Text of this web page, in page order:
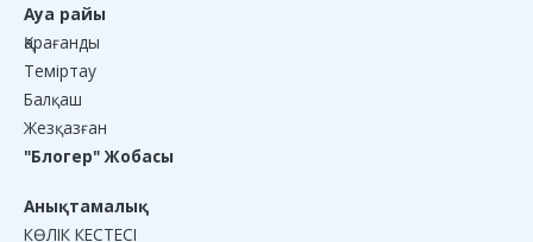
Ауа райы
Қарағанды
Теміртау
Балқаш
Жезқазған
"Блогер" Жобасы
Анықтамалық
КӨЛІК КЕСТЕСІ